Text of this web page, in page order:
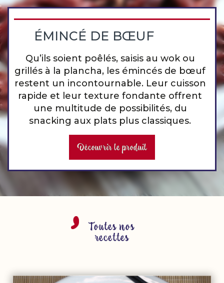
ÉMINCÉ DE BŒUF
Qu’ils soient poêlés, saisis au wok ou
grillés à la plancha, les émincés de bœuf
restent un incontournable. Leur cuisson
rapide et leur texture fondante offrent
une multitude de possibilités, du
snacking aux plats plus classiques.
Découvrir le produit
Toutes nos
recettes